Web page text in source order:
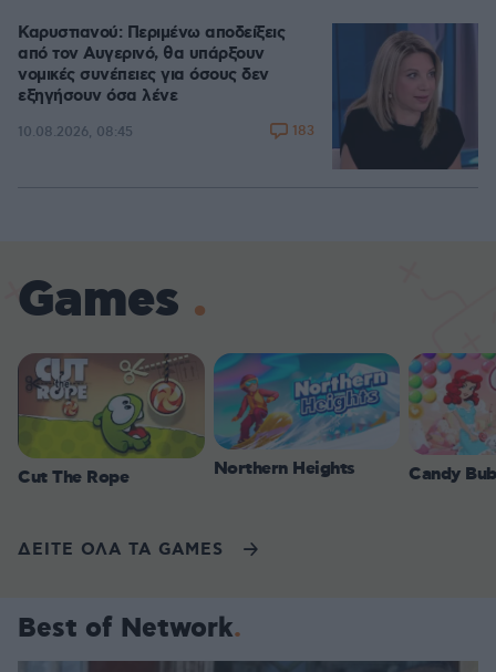
Καρυστιανού: Περιμένω αποδείξεις
από τον Αυγερινό, θα υπάρξουν
νομικές συνέπειες για όσους δεν
εξηγήσουν όσα λένε
10.08.2026, 08:45 183
Games
Cut The Rope Northern Heights Candy
ΔΕΙΤΕ ΟΛΑ ΤΑ GAMES
Best of Network